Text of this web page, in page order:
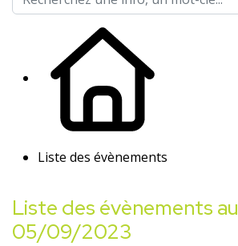
Liste des évènements
Liste des évènements au
05/09/2023